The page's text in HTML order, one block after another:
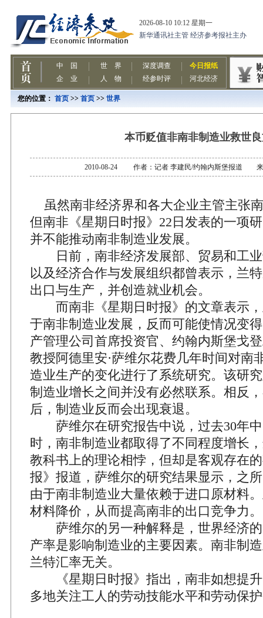
您的位置： 首页 >> 首页 >> 世界
本币贬值非南非制造业救世
2010-08-24 作者：记者 李建民/约翰内斯堡报道 来
虽然南非经济界和各大企业主管主张
但南非《星期日时报》22日发表的一项
并不能推动南非制造业发展。
日前，南非经济发展部、贸易和工业
以及经济合作与发展组织都曾表示，兰
出口与生产，并创造就业机会。
而南非《星期日时报》的文章表示，
于南非制造业发展，反而可能使情况变
产管理公司首席投资官、约翰内斯堡戈
教授阿德里安·萨维尔花费几年时间对南
造业生产的变化进行了系统研究。该研
制造业增长之间并没有必然联系。相反
后，制造业反而会出现衰退。
萨维尔在研究报告中说，过去30年中
时，南非制造业都取得了不同程度增长
教科书上的理论相悖，但却是客观存在
报》报道，萨维尔的研究结果显示，之
由于南非制造业大量依赖于进口原材料
材料降价，从而提高南非的出口竞争力。
萨维尔的另一种解释是，世界经济的
产率是影响制造业的主要因素。南非制
兰特汇率无关。
《星期日时报》指出，南非如想提升
多地关注工人的劳动技能水平和劳动保